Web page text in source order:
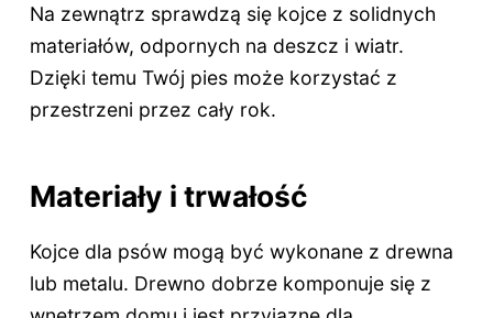
Na zewnątrz sprawdzą się kojce z solidnych
materiałów, odpornych na deszcz i wiatr.
Dzięki temu Twój pies może korzystać z
przestrzeni przez cały rok.
Materiały i trwałość
Kojce dla psów mogą być wykonane z drewna
lub metalu. Drewno dobrze komponuje się z